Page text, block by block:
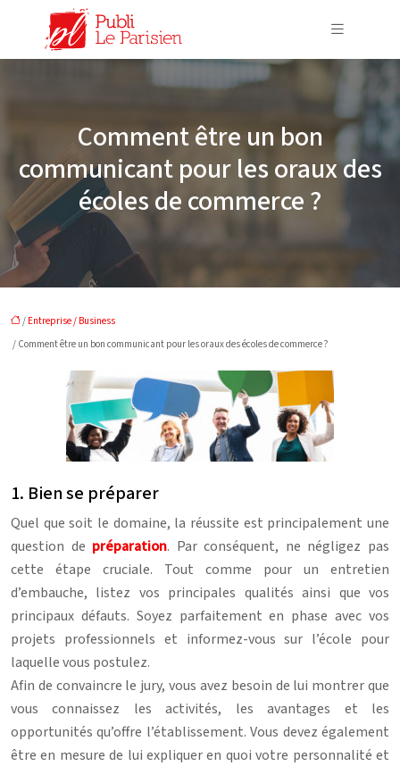
Comment être un bon
communicant pour les oraux des
écoles de commerce ?
/ Entreprise / Business
/ Comment être un bon communicant pour les oraux des écoles de commerce ?
1. Bien se préparer
Quel que soit le domaine, la réussite est principalement une
question de préparation. Par conséquent, ne négligez pas
cette étape cruciale. Tout comme pour un entretien
d’embauche, listez vos principales qualités ainsi que vos
principaux défauts. Soyez parfaitement en phase avec vos
projets professionnels et informez-vous sur l’école pour
laquelle vous postulez.
Afin de convaincre le jury, vous avez besoin de lui montrer que
vous connaissez les activités, les avantages et les
opportunités qu’offre l’établissement. Vous devez également
être en mesure de lui expliquer en quoi votre personnalité et